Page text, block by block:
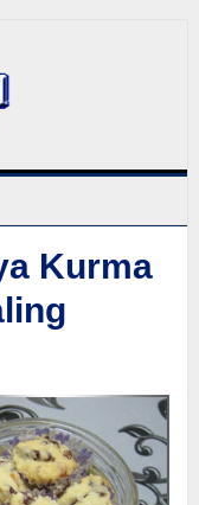
Kurma